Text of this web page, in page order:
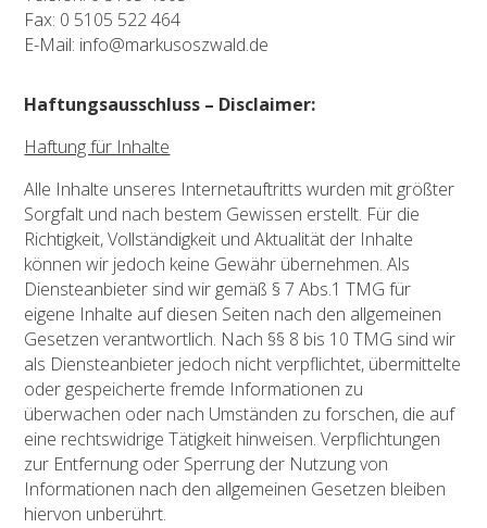
Fax: 0 5105 522 464
E-Mail: info@markusoszwald.de
Haftungsausschluss – Disclaimer:
Haftung für Inhalte
Alle Inhalte unseres Internetauftritts wurden mit größter
Sorgfalt und nach bestem Gewissen erstellt. Für die
Richtigkeit, Vollständigkeit und Aktualität der Inhalte
können wir jedoch keine Gewähr übernehmen. Als
Diensteanbieter sind wir gemäß § 7 Abs.1 TMG für
eigene Inhalte auf diesen Seiten nach den allgemeinen
Gesetzen verantwortlich. Nach §§ 8 bis 10 TMG sind wir
als Diensteanbieter jedoch nicht verpflichtet, übermittelte
oder gespeicherte fremde Informationen zu
überwachen oder nach Umständen zu forschen, die auf
eine rechtswidrige Tätigkeit hinweisen. Verpflichtungen
zur Entfernung oder Sperrung der Nutzung von
Informationen nach den allgemeinen Gesetzen bleiben
hiervon unberührt.